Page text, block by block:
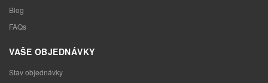
Blog
FAQs
VAŠE OBJEDNÁVKY
Stav objednávky